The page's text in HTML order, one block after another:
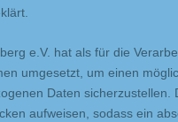
e.V. hat als für die
umgesetzt, um einen
Daten
aufweisen, sodass ein